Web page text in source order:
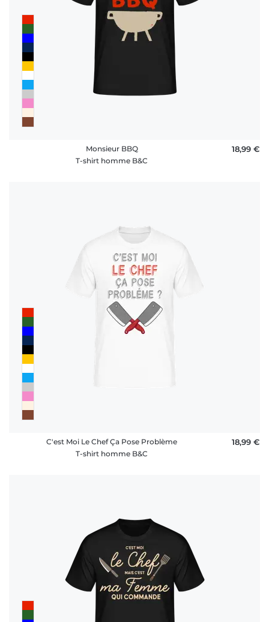
Monsieur BBQ
T-shirt homme B&C
18,99 €
C'est Moi Le Chef Ça Pose Problème
T-shirt homme B&C
18,99 €